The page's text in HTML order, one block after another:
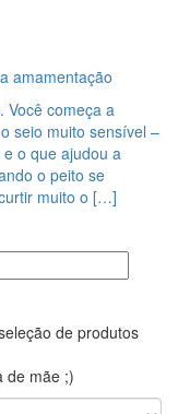
amamentação
Você começa a
seio muito sensível –
o que ajudou a
o peito se
muito o […]
de produtos
de mãe ;)